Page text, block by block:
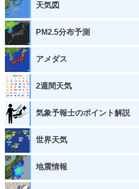
天気図
PM2.5分布予測
アメダス
2週間天気
気象予報士のポイント解説
世界天気
地震情報